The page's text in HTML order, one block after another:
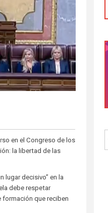
en el Congreso de los
la libertad de las
lugar decisivo” en la
debe respetar
formación que reciben